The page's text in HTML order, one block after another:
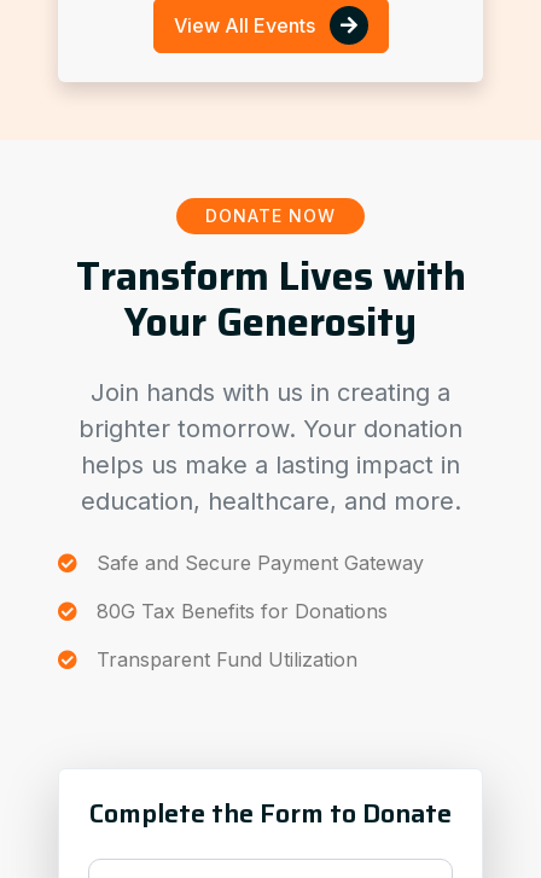
View All Events
DONATE NOW
Transform Lives with
Your Generosity
Join hands with us in creating a
brighter tomorrow. Your donation
helps us make a lasting impact in
education, healthcare, and more.
Safe and Secure Payment Gateway
80G Tax Benefits for Donations
Transparent Fund Utilization
Complete the Form to Donate